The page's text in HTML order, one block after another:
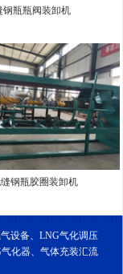
钢瓶瓶阀装卸机
钢瓶胶圈装卸机
设备、LNG气化调压
化器、气体充装汇流